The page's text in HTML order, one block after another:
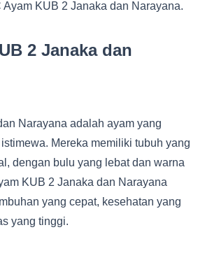
KUB 2 Janaka dan Narayana.
2 Janaka dan
Narayana adalah ayam yang
Mereka memiliki tubuh yang
dengan bulu yang lebat dan warna
KUB 2 Janaka dan Narayana
yang cepat, kesehatan yang
yang tinggi.